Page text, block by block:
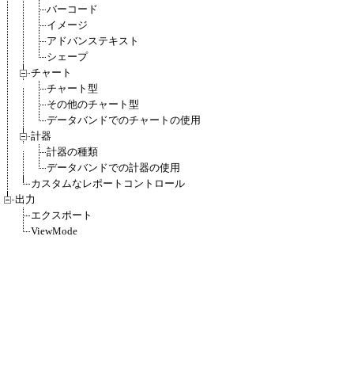
バーコード
イメージ
アドバンステキスト
シェープ
チャート
チャート型
その他のチャート型
データバンドでのチャートの使用
計器
計器の種類
データバンドでの計器の使用
カスタムなレポートコントロール
出力
エクスポート
ViewMode